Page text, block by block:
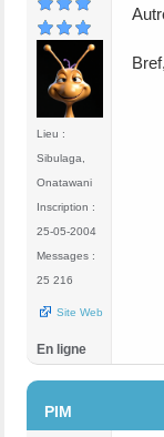
Lieu :
Sibulaga,
Onatawani
Inscription :
25-05-2004
Messages :
25 216
Site Web
En ligne
PIM